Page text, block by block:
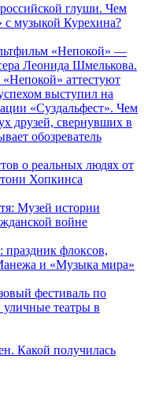
глуши. Чем
с музыкой Курехина?
«Непокой» —
Леонида Шмелькова.
аттестуют
выступил на
«Суздальфест». Чем
друзей, свернувших в
обозреватель
о реальных людях от
Хопкинса
Музей истории
войне
флоксов,
и «Музыка мира»
фестиваль по
театры в
Какой получилась